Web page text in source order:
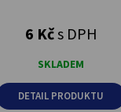
6 Kčs DPH
SKLADEM
DETAIL PRODUKTU